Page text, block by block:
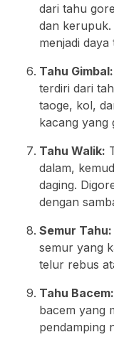
dari tahu
dan
menjadi
Tahu Gimbal:
terdiri dari
taoge, kol,
kacang yang
Tahu Walik:
dalam,
daging.
dengan
Semur Tahu:
semur yang
telur rebus
Tahu Bacem:
bacem yang
pendamping